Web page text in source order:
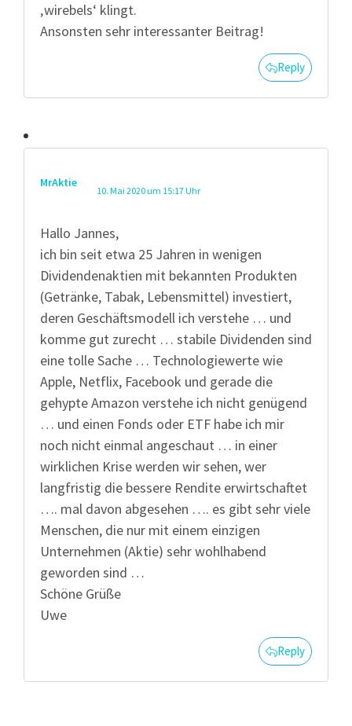
‚wirebels‘ klingt.
Ansonsten sehr interessanter Beitrag!
Reply
MrAktie
10. Mai 2020 um 15:17 Uhr
Hallo Jannes,
ich bin seit etwa 25 Jahren in wenigen
Dividendenaktien mit bekannten Produkten
(Getränke, Tabak, Lebensmittel) investiert,
deren Geschäftsmodell ich verstehe … und
komme gut zurecht … stabile Dividenden sind
eine tolle Sache … Technologiewerte wie
Apple, Netflix, Facebook und gerade die
gehypte Amazon verstehe ich nicht genügend
… und einen Fonds oder ETF habe ich mir
noch nicht einmal angeschaut … in einer
wirklichen Krise werden wir sehen, wer
langfristig die bessere Rendite erwirtschaftet
…. mal davon abgesehen …. es gibt sehr viele
Menschen, die nur mit einem einzigen
Unternehmen (Aktie) sehr wohlhabend
geworden sind …
Schöne Grüße
Uwe
Reply